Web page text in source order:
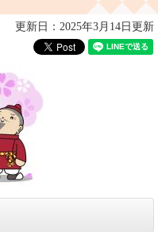
更新日：2025年3月14日更新